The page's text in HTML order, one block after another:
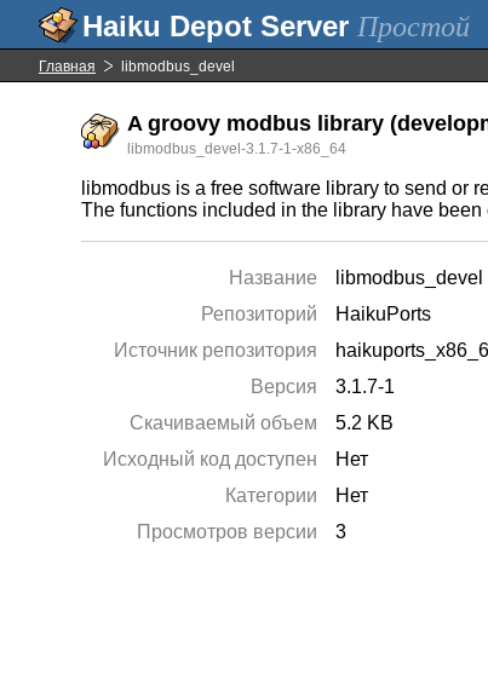
Простой
Главная libmodbus_devel
A groovy modbus library
libmodbus_devel-3.1.7-1-x86_64
libmodbus is a free software library to send or
The functions included in the library have
Название
libmodbus_devel
Репозиторий
HaikuPorts
Источник репозитория
Версия
3.1.7-1
Скачиваемый объем
5.2 KB
Исходный код доступен
Нет
Категории
Нет
Просмотров версии
3